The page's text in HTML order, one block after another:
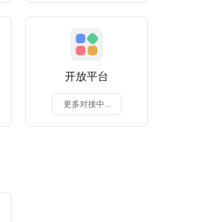
开放平台
更多对接中...